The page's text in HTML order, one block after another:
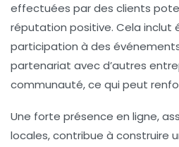
effectuées par des clients
réputation positive. Cela inclut
participation à des
partenariat avec d’autres
communauté, ce qui peut
Une forte présence en ligne,
locales, contribue à construire